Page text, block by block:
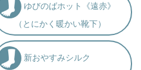
ゆびのばホット《遠赤》
（とにかく暖かい靴下）
新おやすみシルク